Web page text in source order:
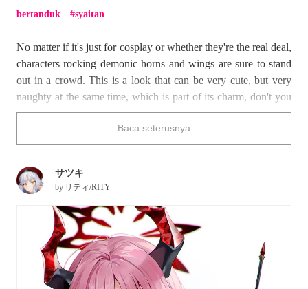
bertanduk
syaitan
No matter if it's just for cosplay or whether they're the real deal,
characters rocking demonic horns and wings are sure to stand
out in a crowd. This is a look that can be very cute, but very
naughty at the same time, which is part of its charm, don't you
think?
Blue Archive) seems to be ready to teach you a
very important lesson.
Baca seterusnya
サツキ
by リティ/RITY